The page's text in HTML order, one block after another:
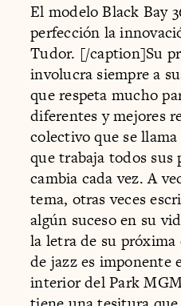
El modelo Black Bay
perfección la
Tudor. [/caption]Su
involucra siempre a
que respeta mucho
diferentes y mejores
colectivo que se
que trabaja todos sus
cambia cada vez. A
tema, otras veces
algún suceso en su
la letra de su
de jazz es imponente
interior del Park